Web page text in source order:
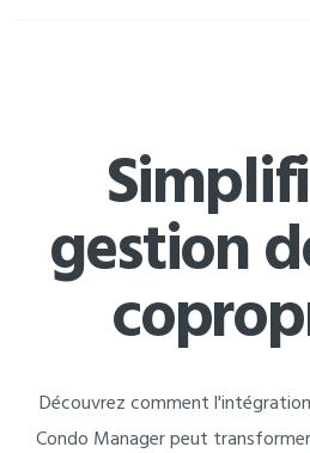
gestion
Découvrez comment
Condo Manager peut